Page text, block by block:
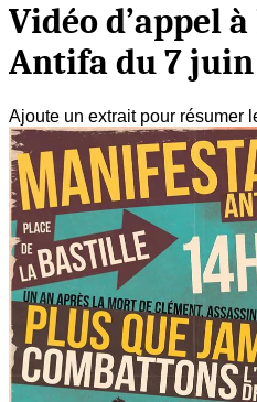
Vidéo d’appel
Antifa du 7
Ajoute un extrait pour résumer